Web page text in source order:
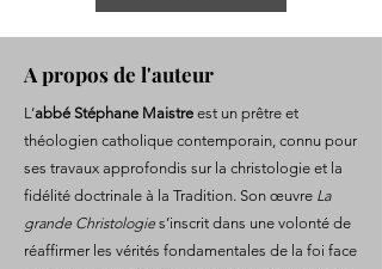
A propos de l'auteur
L’abbé Stéphane Maistre est un prêtre et
théologien catholique contemporain, connu pour
ses travaux approfondis sur la christologie et la
fidélité doctrinale à la Tradition. Son œuvre La
grande Christologie s’inscrit dans une volonté de
réaffirmer les vérités fondamentales de la foi face